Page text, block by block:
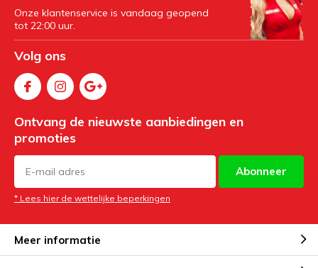
Onze klantenservice is vandaag geopend
tot 22:00 uur.
Volg ons
Ontvang de nieuwste aanbiedingen en
promoties
Abonneer
* Lees hier de wettelijke beperkingen
Meer informatie